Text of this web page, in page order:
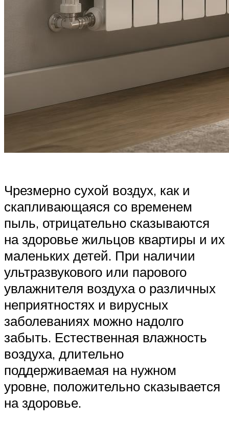
Чрезмерно сухой воздух, как и
скапливающаяся со временем
пыль, отрицательно сказываются
на здоровье жильцов квартиры и их
маленьких детей. При наличии
ультразвукового или парового
увлажнителя воздуха о различных
неприятностях и вирусных
заболеваниях можно надолго
забыть. Естественная влажность
воздуха, длительно
поддерживаемая на нужном
уровне, положительно сказывается
на здоровье.